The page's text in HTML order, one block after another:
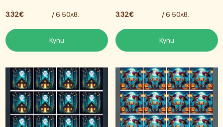
3.32€ / 6.50лв.
Купи
3.32€ / 6.50лв.
Купи